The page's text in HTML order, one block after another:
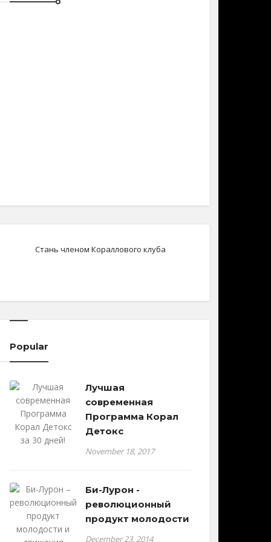
Стань членом Кораллового клуба
Popular
Лучшая
современная
Программа Корал
Детокс
November 18, 2017
Би-Лурон -
революционный
продукт молодости
December 23, 2014